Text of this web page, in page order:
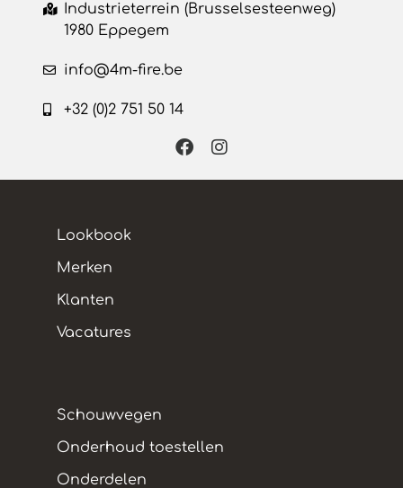
Industrieterrein (Brusselsesteenweg)
1980 Eppegem
info@4m-fire.be
+32 (0)2 751 50 14
Lookbook
Merken
Klanten
Vacatures
Schouwvegen
Onderhoud toestellen
Onderdelen